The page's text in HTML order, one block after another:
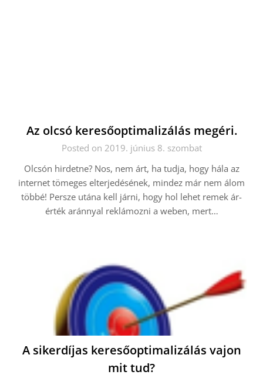
Az olcsó keresőoptimalizálás megéri.
Posted on 2019. június 8. szombat
Olcsón hirdetne? Nos, nem árt, ha tudja, hogy hála az
internet tömeges elterjedésének, mindez már nem álom
többé! Persze utána kell járni, hogy hol lehet remek ár-
érték aránnyal reklámozni a weben, mert…
A sikerdíjas keresőoptimalizálás vajon
mit tud?